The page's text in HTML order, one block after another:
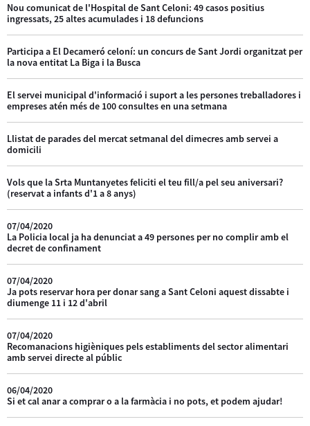
Nou comunicat de l'Hospital de Sant Celoni: 49 casos positius
ingressats, 25 altes acumulades i 18 defuncions
Participa a El Decameró celoní: un concurs de Sant Jordi organitzat per
la nova entitat La Biga i la Busca
El servei municipal d'informació i suport a les persones treballadores i
empreses atén més de 100 consultes en una setmana
Llistat de parades del mercat setmanal del dimecres amb servei a
domicili
Vols que la Srta Muntanyetes feliciti el teu fill/a pel seu aniversari?
(reservat a infants d'1 a 8 anys)
07/04/2020
La Policia local ja ha denunciat a 49 persones per no complir amb el
decret de confinament
07/04/2020
Ja pots reservar hora per donar sang a Sant Celoni aquest dissabte i
diumenge 11 i 12 d'abril
07/04/2020
Recomanacions higièniques pels establiments del sector alimentari
amb servei directe al públic
06/04/2020
Si et cal anar a comprar o a la farmàcia i no pots, et podem ajudar!